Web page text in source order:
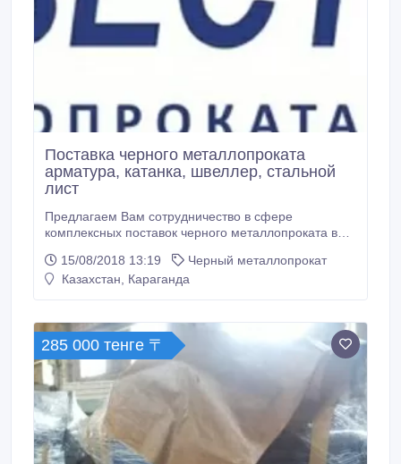
Поставка черного металлопроката
арматура, катанка, швеллер, стальной
лист
Предлагаем Вам сотрудничество в сфере
комплексных поставок черного металлопроката в
арматура, швеллер, стальной лист, уголок,
профильные трубы, стальные трубы, балка, рельсы
Производство.
15/08/2018 13:19
Черный металлопрокат
Казахстан, Караганда
285 000 тенге 〒